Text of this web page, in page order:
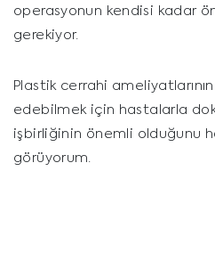
operasyonun kendisi kadar
gerekiyor.
Plastik cerrahi ameliyatlarının
edebilmek için hastalarla
işbirliğinin önemli olduğunu
görüyorum.